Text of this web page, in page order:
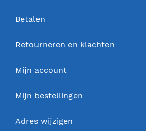
Betalen
Retourneren en klachten
Mijn account
Mijn bestellingen
Adres wijzigen